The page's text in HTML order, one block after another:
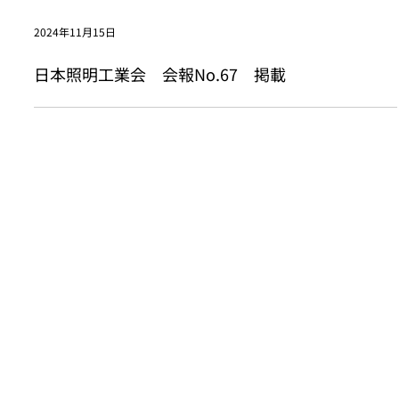
2024年11月15日
日本照明工業会 会報No.67 掲載